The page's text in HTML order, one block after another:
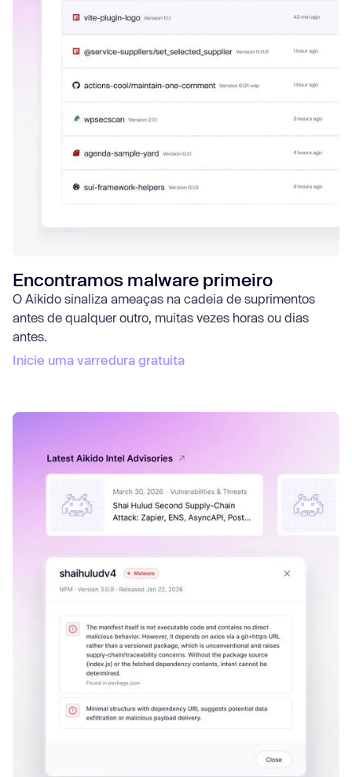
Encontramos malware primeiro
O Aikido sinaliza ameaças na cadeia de suprimentos
antes de qualquer outro, muitas vezes horas ou dias
antes.
Inicie uma varredura gratuita